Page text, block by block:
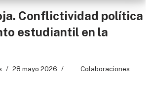
Conflictividad política
estudiantil en la
28 mayo 2026 Colaboraciones